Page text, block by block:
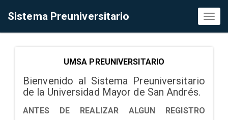
Sistema Preuniversitario
UMSA PREUNIVERSITARIO
Bienvenido al Sistema Preuniversitario
de la Universidad Mayor de San Andrés.
ANTES DE REALIZAR ALGUN REGISTRO